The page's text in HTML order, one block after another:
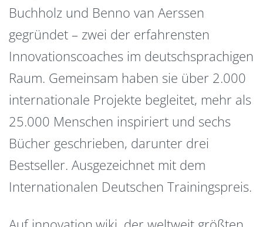
Buchholz und Benno van Aerssen
gegründet – zwei der erfahrensten
Innovationscoaches im deutschsprachigen
Raum. Gemeinsam haben sie über 2.000
internationale Projekte begleitet, mehr als
25.000 Menschen inspiriert und sechs
Bücher geschrieben, darunter drei
Bestseller. Ausgezeichnet mit dem
Internationalen Deutschen Trainingspreis.